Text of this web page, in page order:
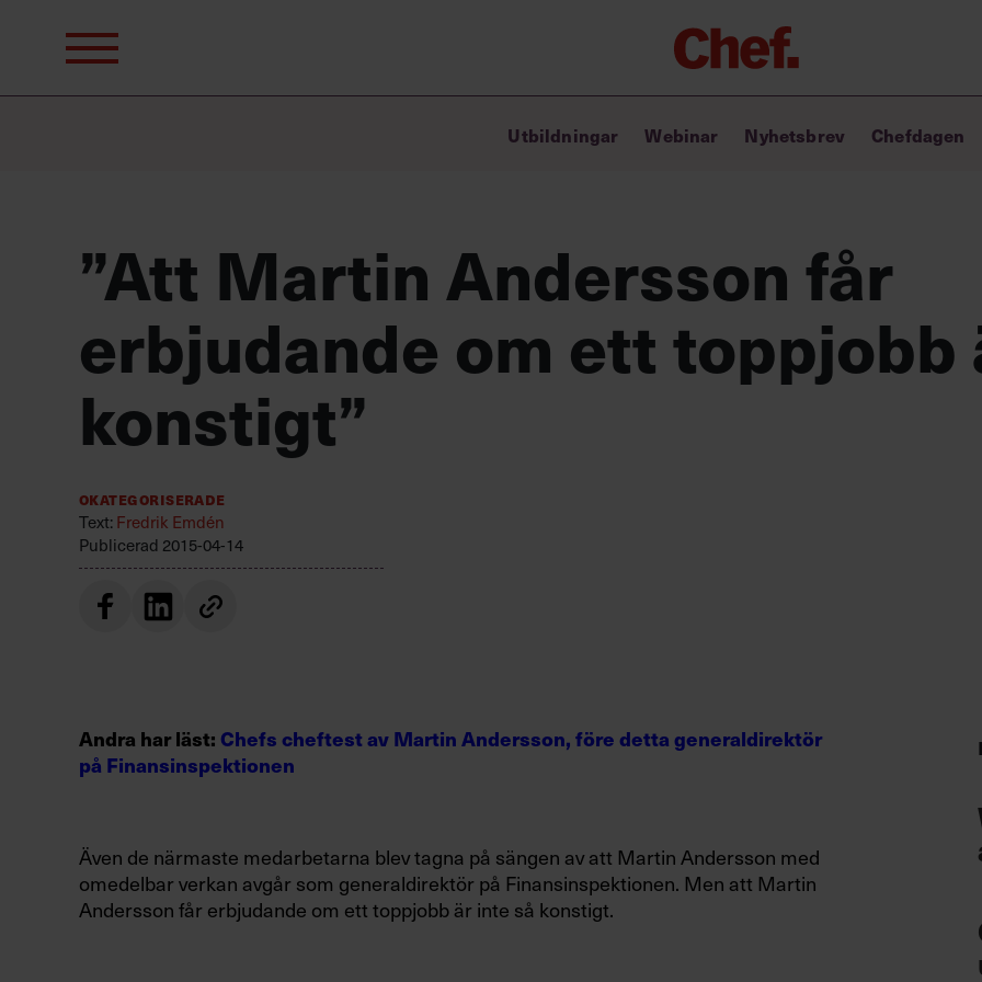
efter:
Chefakademin+
Lyft ditt ledarskap med C+
Ledarskapstest
Chef GPT – din chefsassistent i
fickan
Utbildningar Webinar Nyhetsbrev Chefdagen
”Att Martin Andersson får
erbjudande om ett toppjobb
konstigt”
Okategoriserade
Text: Fredrik Emdén
Publicerad 2015-04-14
Andra har läst: Chefs cheftest av Martin Andersson, före detta generaldirektör
på Finansinspektionen
Även de närmaste medarbetarna blev tagna på sängen av att Martin Andersson med
omedelbar verkan avgår som generaldirektör på Finansinspektionen. Men att Martin
Andersson får erbjudande om ett toppjobb är inte så konstigt.